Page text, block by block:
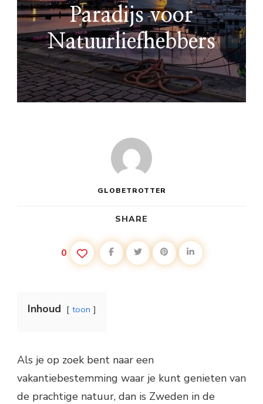
Paradijs voor
Natuurliefhebbers
GLOBETROTTER
SHARE
0
Inhoud toon
Als je op zoek bent naar een
vakantiebestemming waar je kunt genieten van
de prachtige natuur, dan is Zweden in de